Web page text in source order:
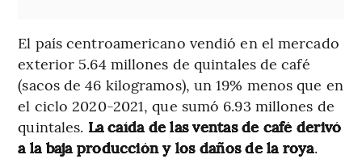
El país centroamericano vendió en el mercado
exterior 5.64 millones de quintales de café
(sacos de 46 kilogramos), un 19% menos que en
el ciclo 2020-2021, que sumó 6.93 millones de
quintales. La caída de las ventas de café derivó
a la baja producción y los daños de la roya.